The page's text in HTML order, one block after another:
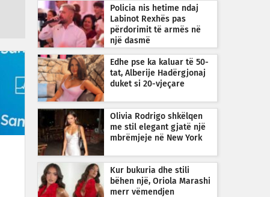
Policia nis hetime ndaj
Labinot Rexhës pas
përdorimit të armës në
një dasmë
Edhe pse ka kaluar të 50-
tat, Alberije Hadërgjonaj
duket si 20-vjeçare
Olivia Rodrigo shkëlqen
me stil elegant gjatë një
mbrëmjeje në New York
Kur bukuria dhe stili
bëhen një, Oriola Marashi
merr vëmendjen